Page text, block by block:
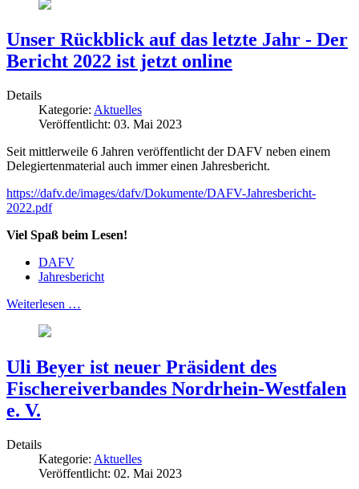
Unser Rückblick auf das letzte Jahr - Der
Bericht 2022 ist jetzt online
Details
Kategorie: Aktuelles
Veröffentlicht: 03. Mai 2023
Seit mittlerweile 6 Jahren veröffentlicht der DAFV neben einem
Delegiertenmaterial auch immer einen Jahresbericht.
https://dafv.de/images/dafv/Dokumente/DAFV-Jahresbericht-
2022.pdf
Viel Spaß beim Lesen!
DAFV
Jahresbericht
Weiterlesen …
Uli Beyer ist neuer Präsident des
Fischereiverbandes Nordrhein-Westfalen
e. V.
Details
Kategorie: Aktuelles
Veröffentlicht: 02. Mai 2023